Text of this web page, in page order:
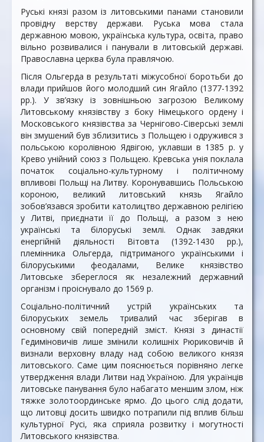
Руські князі разом із литовськими панами становили
провідну верству держави. Руська мова стала
державною мовою, українська культура, освіта, право
вільно розвивалися і панували в литовській державі.
Православна церква була правлячою.
Після Ольгерда в результаті міжусобної боротьби до
влади прийшов його молодший син Ягайло (1377-1392
рр.). У зв’язку із зовнішньою загрозою Великому
Литовському князівству з боку Німецького ордену і
Московського князівства за Чернігово-Сіверські землі
він змушений був зблизитись з Польщею і одружився з
польською королівною Ядвігою, уклавши в 1385 р. у
Крево унійний союз з Польщею. Кревська унія поклала
початок соціально-культурному і політичному
впливові Польщі на Литву. Коронувавшись Польською
короною, великий литовський князь Ягайло
зобов’язався зробити католицтво державною релігією
у Литві, приєднати її до Польщі, а разом з нею
українські та білоруські землі. Однак завдяки
енергійній діяльності Вітовта (1392-1430 рр.),
племінника Ольгерда, підтриманого українськими і
білоруськими феодалами, Велике князівство
Литовське збереглося як незалежний державний
організм і проіснувало до 1569 р.
Соціально-політичний устрій українських та
білоруських земель тривалий час зберігав в
основному свій попередній зміст. Князі з династії
Гедиміновичів лише змінили колишніх Рюриковичів й
визнали верховну владу над собою великого князя
литовського. Саме цим пояснюється порівняно легке
утвердження влади Литви над Україною. Для українців
литовське панування було набагато меншим злом, ніж
тяжке золотоординське ярмо. До цього слід додати,
що литовці досить швидко потрапили під вплив більш
культурної Русі, яка сприяла розвитку і могутності
Литовського князівства.